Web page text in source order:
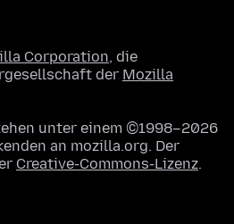
Corporation, die
der Mozilla
unter einem ©1998–2026
an mozilla.org. Der
Creative-Commons-Lizenz.